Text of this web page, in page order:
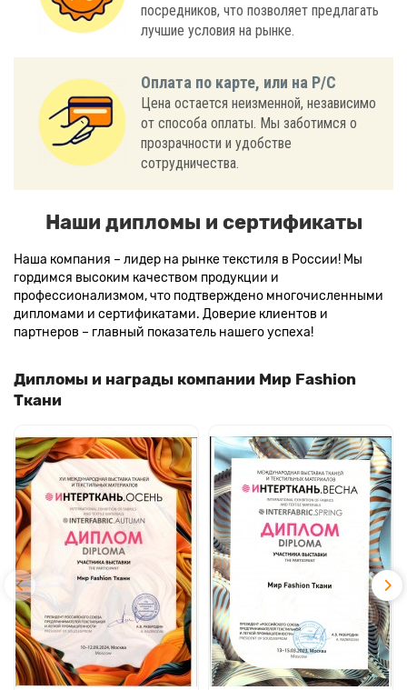
посредников, что позволяет предлагать
лучшие условия на рынке.
Оплата по карте, или на Р/С
Цена остается неизменной, независимо
от способа оплаты. Мы заботимся о
прозрачности и удобстве
сотрудничества.
Наши дипломы и сертификаты
Наша компания – лидер на рынке текстиля в России! Мы
гордимся высоким качеством продукции и
профессионализмом, что подтверждено многочисленными
дипломами и сертификатами. Доверие клиентов и
партнеров – главный показатель нашего успеха!
Дипломы и награды компании Мир Fashion
Ткани